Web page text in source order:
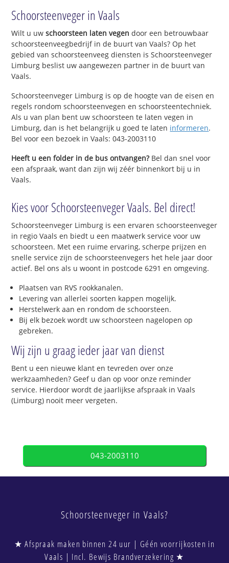
Schoorsteenveger in Vaals
Wilt u uwschoorsteen laten vegen door een betrouwbaar
schoorsteenveegbedrijf in de buurt van Vaals? Op het
gebied van schoorsteenveeg diensten is Schoorsteenveger
Limburg beslist uw aangewezen partner in de buurt van
Vaals.
Schoorsteenveger Limburg is op de hoogte van de eisen en
regels rondom schoorsteenvegen en schoorsteentechniek.
Als u van plan bent uw schoorsteen te laten vegen in
Limburg, dan is het belangrijk u goed te laten informeren.
Bel voor een bezoek in Vaals: 043-2003110
Heeft u een folder in de bus ontvangen?Bel dan snel voor
een afspraak, want dan zijn wij zéér binnenkort bij u in
Vaals.
Kies voor Schoorsteenveger Vaals. Bel direct!
Schoorsteenveger Limburg is een ervaren schoorsteenveger
in regio Vaals en biedt u een maatwerk service voor uw
schoorsteen. Met een ruime ervaring, scherpe prijzen en
snelle service zijn de schoorsteenvegers het hele jaar door
actief. Bel ons als u woont in postcode 6291 en omgeving.
Plaatsen van RVS rookkanalen.
Levering van allerlei soorten kappen mogelijk.
Herstelwerk aan en rondom de schoorsteen.
Bij elk bezoek wordt uw schoorsteen nagelopen op
gebreken.
Wij zijn u graag ieder jaar van dienst
Bent u een nieuwe klant en tevreden over onze
werkzaamheden? Geef u dan op voor onze reminder
service. Hierdoor wordt de jaarlijkse afspraak in Vaals
(Limburg) nooit meer vergeten.
043-2003110
Schoorsteenveger in Vaals?
★ Afspraak maken binnen 24 uur | Géén voorrijkosten in
Vaals | Incl. Bewijs Brandverzekering ★